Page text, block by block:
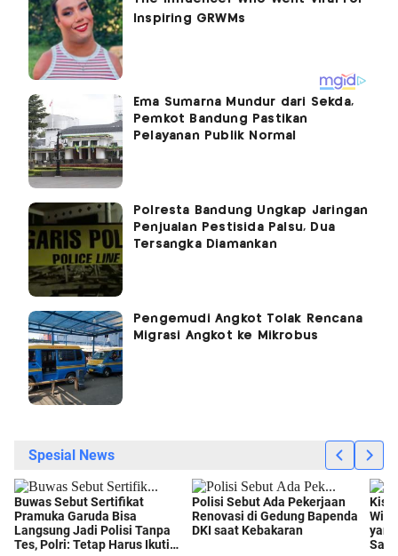
Ema Sumarna Mundur dari Sekda,
Pemkot Bandung Pastikan
Pelayanan Publik Normal
Polresta Bandung Ungkap Jaringan
Penjualan Pestisida Palsu, Dua
Tersangka Diamankan
Pengemudi Angkot Tolak Rencana
Migrasi Angkot ke Mikrobus